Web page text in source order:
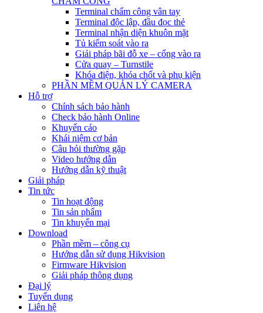
Terminal chấm công vân tay
Terminal độc lập, đầu đọc thẻ
Terminal nhận diện khuôn mặt
Tủ kiểm soát vào ra
Giải pháp bãi đỗ xe – cổng vào ra
Cửa quay – Turnstile
Khóa điện, khóa chốt và phụ kiện
PHẦN MỀM QUẢN LÝ CAMERA
Hỗ trợ
Chính sách bảo hành
Check bảo hành Online
Khuyến cáo
Khái niệm cơ bản
Câu hỏi thường gặp
Video hướng dẫn
Hướng dẫn kỹ thuật
Giải pháp
Tin tức
Tin hoạt động
Tin sản phẩm
Tin khuyến mại
Download
Phần mềm – công cụ
Hướng dẫn sử dụng Hikvision
Firmware Hikvision
Giải pháp thông dụng
Đại lý
Tuyển dụng
Liên hệ